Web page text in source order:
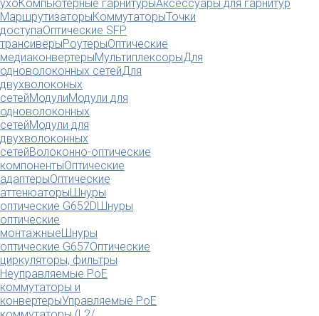
ухоКомпьютерные гарнитурыАксессуары для гарнитур
МаршрутизаторыКоммутаторыТочки
доступаОптические SFP
трансиверыРоутерыОптические
медиаконвертерыМультиплексорыДля
одноволоконных сетейДля
двухволоконых
сетейМодулиМодули для
одноволоконных
сетейМодули для
двухволоконных
сетейВолоконно-оптические
компонентыОптические
адаптерыОптические
аттенюаторыШнуры
оптические G652DШнуры
оптические
монтажныеШнуры
оптические G657Оптические
циркуляторы, фильтры
Неуправляемые PoE
коммутаторы и
конвертерыУправляемые PoE